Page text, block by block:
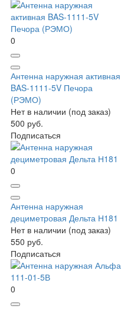
0
Антенна наружная активная
BAS-1111-5V Печора
(РЭМО)
Нет в наличии (под заказ)
500 руб.
Подписаться
0
Антенна наружная
дециметровая Дельта Н181
Нет в наличии (под заказ)
550 руб.
Подписаться
0